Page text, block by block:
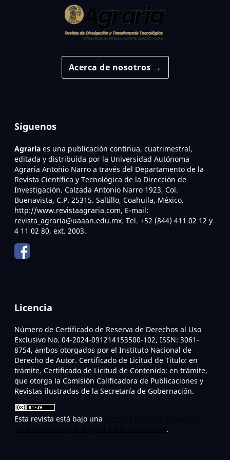
Acerca de nosotros →
Síguenos
Agraria es una publicación continua, cuatrimestral,
editada y distribuida por la Universidad Autónoma
Agraria Antonio Narro a través del Departamento de la
Revista Científica y Tecnológica de la Dirección de
Investigación. Calzada Antonio Narro 1923, Col.
Buenavista, C.P. 25315. Saltillo, Coahuila, México.
http://www.revistaagraria.com, E-mail:
revista_agraria@uaaan.edu.mx. Tel. +52 (844) 411 02 12 y
4 11 02 80, ext. 2003.
Licencia
Número de Certificado de Reserva de Derechos al Uso
Exclusivo No. 04-2024-091214153500-102, ISSN: 3061-
8754, ambos otorgados por el Instituto Nacional de
Derecho de Autor. Certificado de Licitud de Título: en
trámite. Certificado de Licitud de Contenido: en trámite,
que otorga la Comisión Calificadora de Publicaciones y
Revistas ilustradas de la Secretaría de Gobernación.
Esta revista está bajo una
.